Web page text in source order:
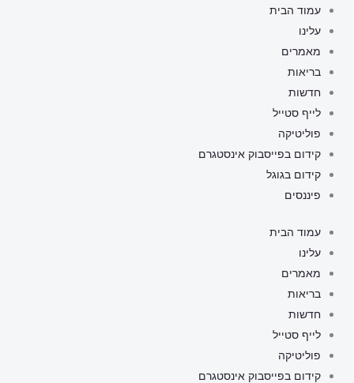
דילוג
לתוכן
עמוד הבית
עלינו
מאמרים
בריאות
חדשות
לייף סטייל
פוליטיקה
קידום בפייסבוק אינסטגרם
קידום בגוגל
פיננסים
עמוד הבית
עלינו
מאמרים
בריאות
חדשות
לייף סטייל
פוליטיקה
קידום בפייסבוק אינסטגרם